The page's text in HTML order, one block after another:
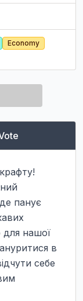
Economy
панує
для нашої
в
себе